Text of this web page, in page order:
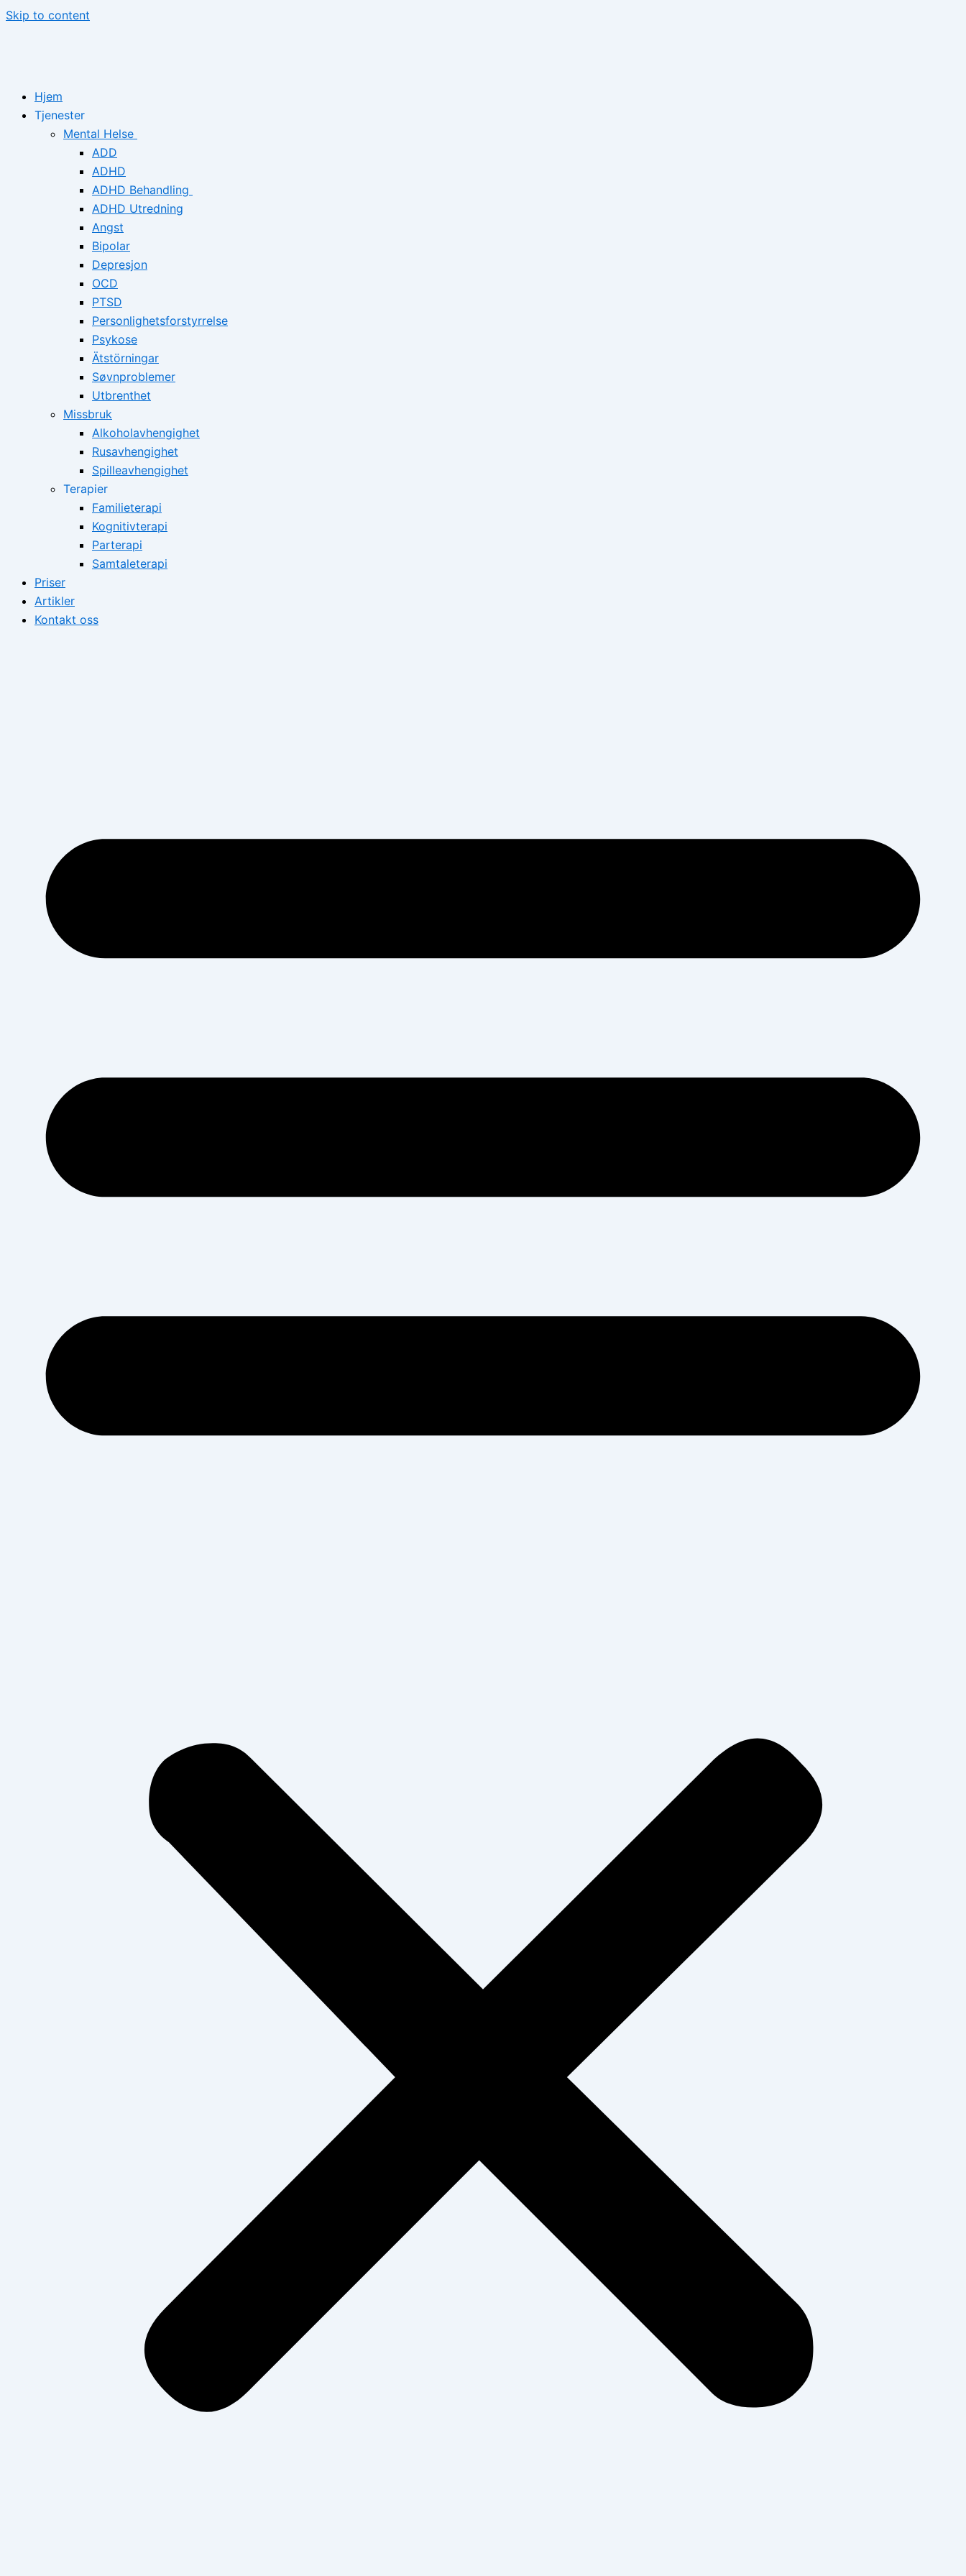
Skip to content
Hjem
Tjenester
Mental Helse
ADD
ADHD
ADHD Behandling
ADHD Utredning
Angst
Bipolar
Depresjon
OCD
PTSD
Personlighetsforstyrrelse
Psykose
Ätstörningar
Søvnproblemer
Utbrenthet
Missbruk
Alkoholavhengighet
Rusavhengighet
Spilleavhengighet
Terapier
Familieterapi
Kognitivterapi
Parterapi
Samtaleterapi
Priser
Artikler
Kontakt oss